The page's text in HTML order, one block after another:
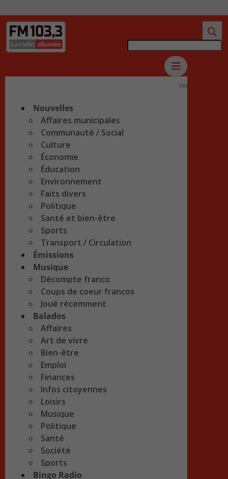
Nouvelles
Affaires municipales
Communauté / Social
Culture
Économie
Éducation
Environnement
Faits divers
Politique
Santé et bien-être
Sports
Transport / Circulation
Émissions
Musique
Décompte franco
Coups de coeur francos
Joué récemment
Balados
Affaires
Art de vivre
Bien-être
Emploi
Finances
Infos citoyennes
Loisirs
Musique
Politique
Santé
Société
Sports
Bingo Radio